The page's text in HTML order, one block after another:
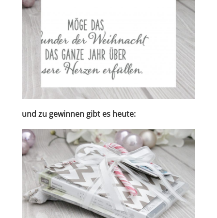
und zu gewinnen gibt es heute: